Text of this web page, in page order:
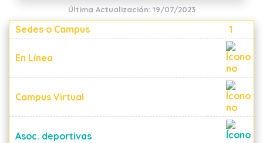
Última Actualización: 19/07/2023
Sedes o Campus 1
En Línea
Campus Virtual
Asoc. deportivas